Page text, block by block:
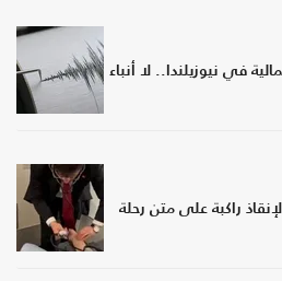
في نيوزيلندا.. لا أنباء
راكبة على متن رحلة